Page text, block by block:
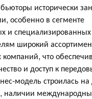
исторически
особенно в сегменте
и
широкий
что
и доступ к
модель строилась
наличии